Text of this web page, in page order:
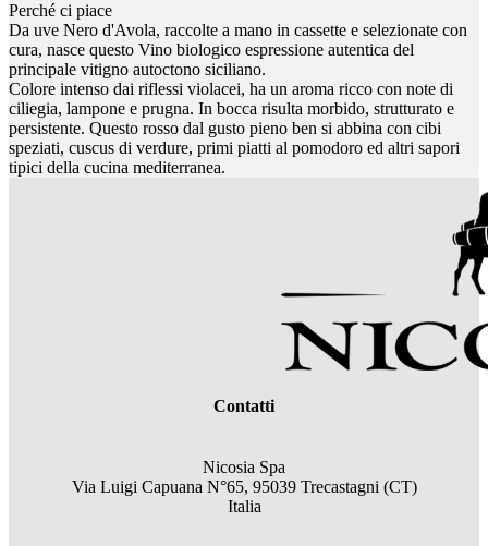
Perché ci piace
Da uve Nero d'Avola, raccolte a mano in cassette e selezionate con
cura, nasce questo Vino biologico espressione autentica del
principale vitigno autoctono siciliano.
Colore intenso dai riflessi violacei, ha un aroma ricco con note di
ciliegia, lampone e prugna. In bocca risulta morbido, strutturato e
persistente. Questo rosso dal gusto pieno ben si abbina con cibi
speziati, cuscus di verdure, primi piatti al pomodoro ed altri sapori
tipici della cucina mediterranea.
Contatti
Nicosia Spa
Via Luigi Capuana N°65, 95039 Trecastagni (CT)
Italia